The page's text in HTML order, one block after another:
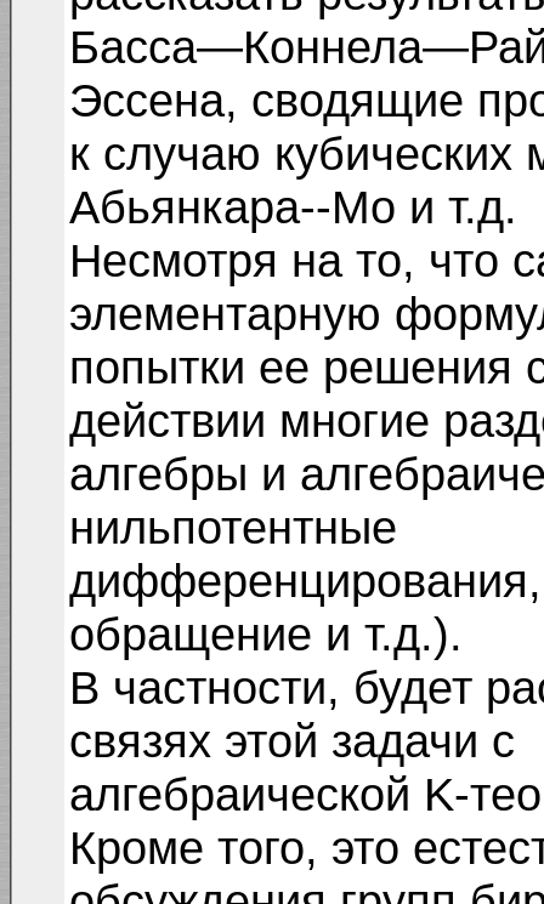
Эссена, сводящие
к случаю кубических
Абьянкара--Мо и т.д.
Несмотря на то, что
элементарную
попытки ее решения
действии многие
алгебры и
нильпотентные
обращение и т.д.).
В частности, будет
связях этой задачи с
алгебраической K-
Кроме того, это